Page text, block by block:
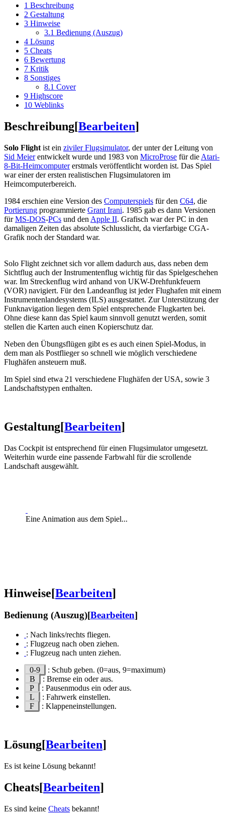
1 Beschreibung
2 Gestaltung
3 Hinweise
3.1 Bedienung (Auszug)
4 Lösung
5 Cheats
6 Bewertung
7 Kritik
8 Sonstiges
8.1 Cover
9 Highscore
10 Weblinks
Beschreibung[Bearbeiten]
Solo Flight ist ein ziviler Flugsimulator, der unter der Leitung von
Sid Meierentwickelt wurde und 1983 von MicroProse für die Atari-
8-Bit-Heimcomputererstmals veröffentlicht worden ist. Das Spiel
war einer der ersten realistischen Flugsimulatoren im
Heimcomputerbereich.
1984 erschien eine Version des Computerspiels für den C64, die
Portierung programmierte Grant Irani. 1985 gab es dann Versionen
fürMS-DOS-PCs und den Apple II. Grafisch war der PC in den
damaligen Zeiten das absolute Schlusslicht, da vierfarbige CGA-
Grafik noch der Standard war.
Solo Flight zeichnet sich vor allem dadurch aus, dass neben dem
Sichtflug auch der Instrumentenflug wichtig für das Spielgeschehen
war. Im Streckenflug wird anhand von UKW-Drehfunkfeuern
(VOR) navigiert. Für den Landeanflug ist jeder Flughafen mit einem
Instrumentenlandesystems (ILS) ausgestattet. Zur Unterstützung der
Funknavigation liegen dem Spiel entsprechende Flugkarten bei.
Ohne diese kann das Spiel kaum sinnvoll genutzt werden, somit
stellen die Karten auch einen Kopierschutz dar.
Neben den Übungsflügen gibt es es auch einen Spiel-Modus, in
dem man als Postflieger so schnell wie möglich verschiedene
Flughäfen ansteuern muß.
Im Spiel sind etwa 21 verschiedene Flughäfen der USA, sowie 3
Landschaftstypen enthalten.
Gestaltung[Bearbeiten]
Das Cockpit ist entsprechend für einen Flugsimulator umgesetzt.
Weiterhin wurde eine passende Farbwahl für die scrollende
Landschaft ausgewählt.
Eine Animation aus dem Spiel...
Hinweise[Bearbeiten]
Bedienung (Auszug)[Bearbeiten]
: Nach links/rechts fliegen.
: Flugzeug nach oben ziehen.
: Flugzeug nach unten ziehen.
0-9
: Schub geben. (0=aus, 9=maximum)
B
: Bremse ein oder aus.
P
: Pausenmodus ein oder aus.
L
: Fahrwerk einstellen.
F
: Klappeneinstellungen.
Lösung[Bearbeiten]
Es ist keine Lösung bekannt!
Cheats[Bearbeiten]
Es sind keine Cheats bekannt!